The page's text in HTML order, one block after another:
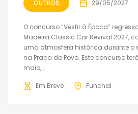
OUTROS 29/05/2027
O concurso “Vestir à Época”
Madeira Classic Car Revival 2027,
uma atmosfera histórica durante o
na Praça do Povo. Este concurso
maio,...
Em Breve Funchal